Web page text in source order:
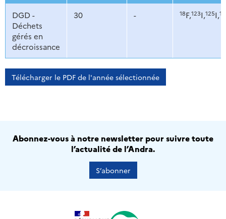
DGD -
Déchets
gérés en
décroissance
30 - 18F,123I,125I,
Télécharger le PDF de l'année sélectionnée
Abonnez-vous à notre newsletter pour suivre toute
l’actualité de l’Andra.
S’abonner